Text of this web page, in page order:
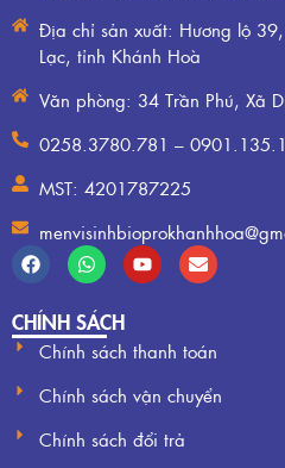
Địa chỉ sản xuất: Hương lộ
Lạc, tỉnh Khánh Hoà
Văn phòng: 34 Trần Phú, Xã
0258.3780.781 –
MST: 4201787225
CHÍNH SÁCH
Chính sách thanh toán
Chính sách vận chuyển
Chính sách đổi trả